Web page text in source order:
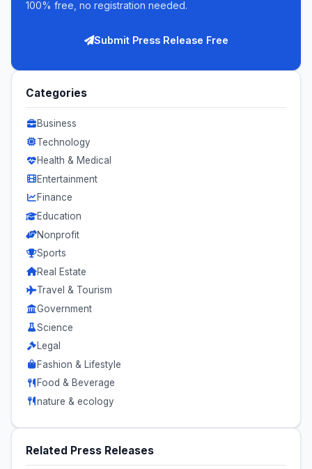
100% free, no registration needed.
Submit Press Release Free
Categories
Business
Technology
Health & Medical
Entertainment
Finance
Education
Nonprofit
Sports
Real Estate
Travel & Tourism
Government
Science
Legal
Fashion & Lifestyle
Food & Beverage
nature & ecology
Related Press Releases